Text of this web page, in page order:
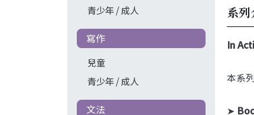
青少年 / 成人
寫作
兒童
青少年 / 成人
文法
系
In
本系
➤